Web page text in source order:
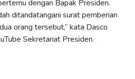
dengan Bapak Presiden.
ditandatangani surat pemberian
orang tersebut,” kata Dasco
Sekretariat Presiden.